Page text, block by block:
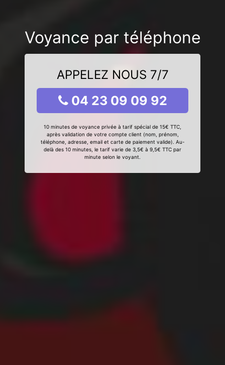
Voyance par téléphone
APPELEZ NOUS 7/7
04 23 09 09 92
10 minutes de voyance privée à tarif spécial de 15€ TTC,
après validation de votre compte client (nom, prénom,
téléphone, adresse, email et carte de paiement valide). Au-
delà des 10 minutes, le tarif varie de 3,5€ à 9,5€ TTC par
minute selon le voyant.